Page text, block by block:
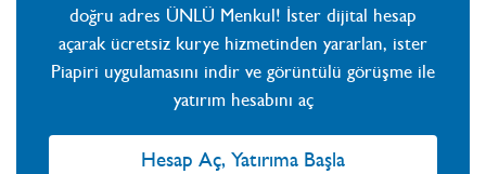
doğru adres ÜNLÜ Menkul! İster dijital hesap
açarak ücretsiz kurye hizmetinden yararlan, ister
Piapiri uygulamasını indir ve görüntülü görüşme ile
yatırım hesabını aç
Hesap Aç, Yatırıma Başla